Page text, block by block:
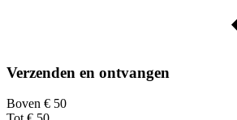
Verzenden en ontvangen
Boven € 50